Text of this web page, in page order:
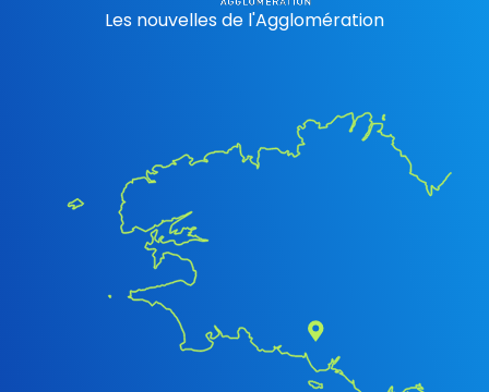
Les nouvelles de l'Agglomération